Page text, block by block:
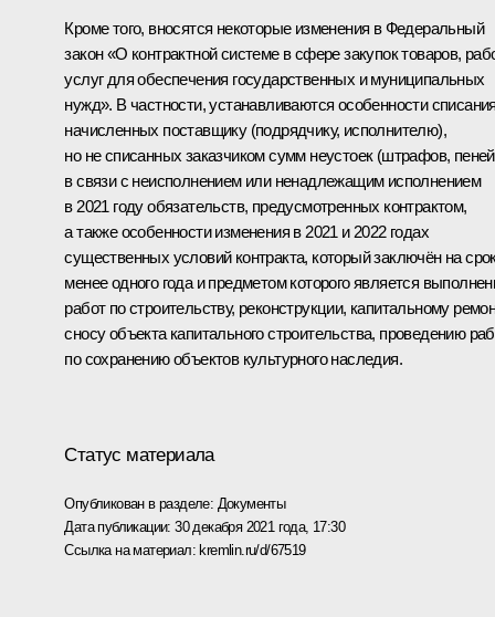
Кроме того, вносятся некоторые изменения в Федеральный
закон «О контрактной системе в сфере закупок товаров,
услуг для обеспечения государственных и муниципальных
нужд». В частности, устанавливаются особенности
начисленных поставщику (подрядчику, исполнителю),
но не списанных заказчиком сумм неустоек (штрафов,
в связи с неисполнением или ненадлежащим исполнением
в 2021 году обязательств, предусмотренных контрактом,
а также особенности изменения в 2021 и 2022 годах
существенных условий контракта, который заключён на
менее одного года и предметом которого является
работ по строительству, реконструкции, капитальному
сносу объекта капитального строительства, проведению
по сохранению объектов культурного наследия.
Статус материала
Опубликован в разделе: Документы
Дата публикации:30 декабря 2021 года, 17:30
Ссылка на материал: kremlin.ru/d/67519